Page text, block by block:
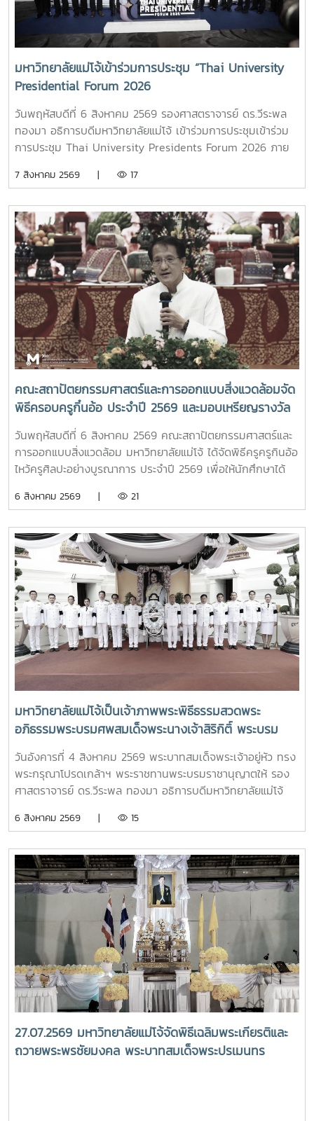
มหาวิทยาลัยแม่โจ้เข้าร่วมการประชุม “Thai University
Presidential Forum 2026
วันพฤหัสบดีที่ 6 สิงหาคม 2569 รองศาสตราจารย์ ดร.วีระพล
ทองมา อธิการบดีมหาวิทยาลัยแม่โจ้ เข้าร่วมการประชุมเข้าร่วม
การประชุม Thai University Presidents Forum 2026 ภาย
ได้รับเกียรติจาก ศาสตราจารย์ ดร.ยศชนัน วงศ์สวัสดิ์ รองนายก
วิทยาศาสตร์ วิจัยและนวัตกรรม เป็นประธานเปิดงาน ณ โรงแรม
เซ็นทารา แกรนด์ แอท เซ็นทรัลพลาซ่าลาดพร้าว กทม.สำหรับ
การประชุม Thai University Presidential Forum 2026 มี
นายดนุพร ปุณณกันต์ ผู้ช่วยรัฐมนตรีประจำกระทรวง อว.
ทพญ.ศรีญาดา ปาลิมาพันธ์ ที่ปรึกษา รมว.อว. ศ.ดร.ศุภชัย
ปทุมนากุล ปลัดกระทรวง อว. ดร.พันธุ์เพิ่มศักดิ์ อารุณี รองปลัด
กระทรวง อว. นางศรินยา สาขากร ผู้ช่วยปลัดกระทรวง อว.
คณะผู้บริหารหน่วยงานในกระทรวง อว. Professor Tan Eng
Chye, President, National University of Singapore
Professor Yang Bin , Vice Chancellor, Tsinghua
University Council Professor Tan Eng Chye อธิการบดี
มหาวิทยาลัยแห่งชาติสิงคโปร์ Professor Yang Bin รองประธาน
สภามหาวิทยาลัยชิงหวา ตลอดจนประธานที่ประชุมอธิการบดี ทั้ง
4 แห่ง ได้แก่ ที่ประชุมอธิการบดีแห่งประเทศไทย (ทปอ.) ที่ประชุม
อธิการบดีมหาวิทยาลัยราชภัฏ (ทปอ.มรภ.) ที่ประชุมอธิการบดี
มหาวิทยาลัยเทคโนโลยีราชมงคล (ทปอ.มทร.) สมาคมสถาบัน
แลกเปลี่ยนประสบการณ์ด้าน Reinventing University ผ่าน
ผู้นำเครือข่ายอุดมศึกษา การนำเสนอกรณีศึกษาการประยุกต์ใช้
AI และนวัตกรรมจากภาคเอกชน รวมถึงกิจกรรม Forum-to-
Action เพื่อร่วมกำหนดข้อเสนอเชิงนโยบายและแผนปฏิบัติการใน
การขับเคลื่อนมหาวิทยาลัยไทยในอนาคตการเข้าร่วมประชุมในครั้ง
นี้มหาวิทยาลัยแม่โจ้ติดตามทิศทางการเปลี่ยนแปลงของการ
อุดมศึกษาไทย พร้อมแลกเปลี่ยนองค์ความรู้และสร้างความร่วม
มือกับเครือข่ายสถาบันอุดมศึกษาทั่วประเทศ เพื่อร่วมกันพัฒนา
มหาวิทยาลัยไทยให้ก้าวทันการเปลี่ยนแปลงของโลกยุคดิจิทัล และ
ยกระดับศักยภาพด้านการศึกษา วิจัย และนวัตกรรมอย่างยั่งยืน
7 สิงหาคม 2569 | 17
คณะสถาปัตยกรรมศาสตร์และการออกแบบสิ่งแวดล้อมจัด
พิธีครอบครูกิ๋นอ้อ ประจำปี 2569 และมอบเหรียญรางวัล
เรียนดี เกียรติบัตรแก่นักศึกษาที่สร้างชื่อเสียง เพื่อสืบสาน
ประเพณีอันทรงคุณค่า แสดงความเคารพต่อครูบาอาจารย์
และความเป็นสิริมงคลก่อนเริ่มต้นเส้นทางแห่งการเรียนรู้
วันพฤหัสบดีที่ 6 สิงหาคม 2569 คณะสถาปัตยกรรมศาสตร์และ
การออกแบบสิ่งแวดล้อม มหาวิทยาลัยแม่โจ้ ได้จัดพิธีครูครูกินอ้อ
ไหว้ครูศิลปะอย่างบูรณาการ ประจำปี 2569 เพื่อให้นักศึกษาได้
อาจารย์ เกิดตระหนักถึงความสำคัญของศิลปวัฒนธรรมไทย และ
ตลอดจนเป็นการเสริมสร้างขวัญและกำลังใจให้กับนักศึกษาคณะ
สถาปัตยกรรมศาสตร์และการออกแบบสิ่งแวดล้อมทั้งนี้ได้รับ
เกียรติจาก รองศาสตราจารย์ ดร.เกรียงศักดิ์ ศรีเงินยวง รอง
อธิการบดี เป็นประธานในพิธี และกล่าวรายงานความเป็นมาและ
ความสำคัญของพิธีครอบครูกิ๋นอ้อ โดย อาจารย์ ดร.โชคอนันต์
วาณิชย์เลิศธนาสาร คณบดีคณะสถาปัตยกรรมฯ และทำพิธีครอบ
ครูกิ๋นอ้อแบบล้านนา รวมทั้งได้มอบเหรียญรางวัลเรียนดี เกียรติ
บัตรแก่นักศึกษาที่สร้างชื่อเสียงแก่คณะและมหาวิทยาลัย
6 สิงหาคม 2569 | 21
มหาวิทยาลัยแม่โจ้เป็นเจ้าภาพพระพิธีธรรมสวดพระ
อภิธรรมพระบรมศพสมเด็จพระนางเจ้าสิริกิติ์ พระบรม
ราชินีนาถ พระบรมราชชนนีพันปีหลวง พร้อมเข้ากราบ
ถวายบังคมพระศพ สมเด็จพระเจ้าลูกเธอ เจ้าฟ้าพัชรกิติยา
ภา นเรนทิราเทพยวดี กรมหลวงราชสาริณีสิริพัชร มหา
วันอังคารที่ 4 สิงหาคม 2569 พระบาทสมเด็จพระเจ้าอยู่หัว ทรง
พระกรุณาโปรดเกล้าฯ พระราชทานพระบรมราชานุญาตให้ รอง
ศาสตราจารย์ ดร.วีระพล ทองมา อธิการบดีมหาวิทยาลัยแม่โจ้
บุคลากร รวมจำนวน 25 คน เป็นเจ้าภาพพระพิธีธรรมสวดพระ
พระบรมราชชนนีพันปีหลวง ณ พระที่นั่งดุสิตมหาปราสาท
พระบรมมหาราชวัง และเข้ากราบถวายบังคมพระศพสมเด็จ
พระเจ้าลูกเธอ เจ้าฟ้าพัชรกิติยาภา นเรนทิราเทพยวดี กรมหลวง
ราชสาริณีสิริพัชร มหาวัชรราชธิดา ณ พระที่นั่งพิมานรัตยา
พระบรมมหาราชวังการเข้าร่วมพิธีในครั้งนี้ นับเป็นพระ
มหากรุณาธิคุณล้นเกล้าล้นกระหม่อมแก่คณะผู้บริหาร
มหาวิทยาลัย สมาคมศิษย์เก่า และบุคลากร มหาวิทยาลัยแม่โจ้ที่ได้
ร่วมแสดงความจงรักภักดี ถวายความอาลัยและน้อมรำลึกในพระ
มหากรุณาธิคุณอย่างหาที่สุดมิได้
6 สิงหาคม 2569 | 15
27.07.2569 มหาวิทยาลัยแม่โจ้จัดพิธีเฉลิมพระเกียรติและ
ถวายพระพรชัยมงคล พระบาทสมเด็จพระปรเมนทร